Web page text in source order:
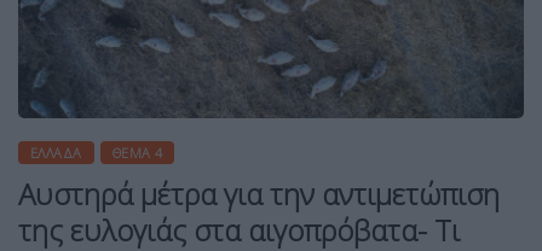
ΕΛΛΆΔΑ ΘΈΜΑ 4
Αυστηρά μέτρα για την αντιμετώπιση
της ευλογιάς στα αιγοπρόβατα- Τι